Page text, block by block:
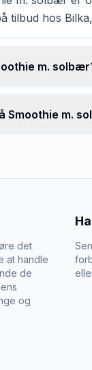
tilbud hos
m.
Smoothie m.
det
at handle
de
og